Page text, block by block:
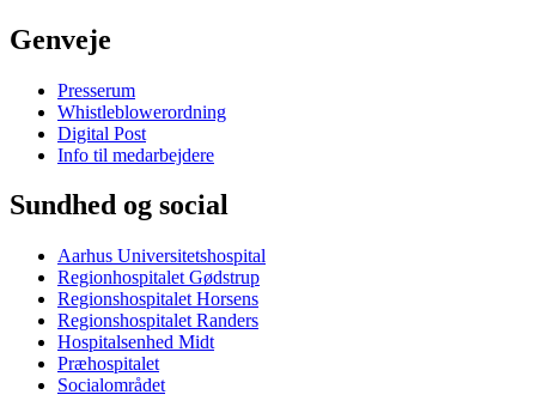
Genveje
Presserum
Whistleblowerordning
Digital Post
Info til medarbejdere
Sundhed og social
Aarhus Universitetshospital
Regionhospitalet Gødstrup
Regionshospitalet Horsens
Regionshospitalet Randers
Hospitalsenhed Midt
Præhospitalet
Socialområdet